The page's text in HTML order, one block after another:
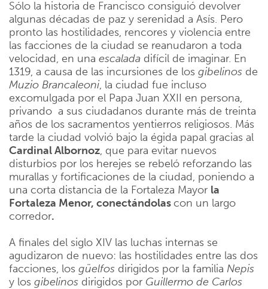
Sólo la historia de Francisco consiguió devolver
algunas décadas de paz y serenidad a Asís. Pero
pronto las hostilidades, rencores y violencia entre
las facciones de la ciudad se reanudaron a toda
velocidad, en una escalada difícil de imaginar. En
1319, a causa de las incursiones de los gibelinos de
Muzio Brancaleoni, la ciudad fue incluso
excomulgada por el Papa Juan XXII en persona,
privando a sus ciudadanos durante más de treinta
años de los sacramentos yentierros religiosos. Más
tarde la ciudad volvió bajo la égida papal gracias al
Cardinal Albornoz, que para evitar nuevos
disturbios por los herejes se rebeló reforzando las
murallas y fortificaciones de la ciudad, poniendo a
una corta distancia de la Fortaleza Mayor la
Fortaleza Menor, conectándolascon un largo
corredor.
A finales del siglo XIV las luchas internas se
agudizaron de nuevo: las hostilidades entre las dos
facciones, los güelfos dirigidos por la familia Nepis
y los gibelinos dirigidos por Guillermo de Carlos